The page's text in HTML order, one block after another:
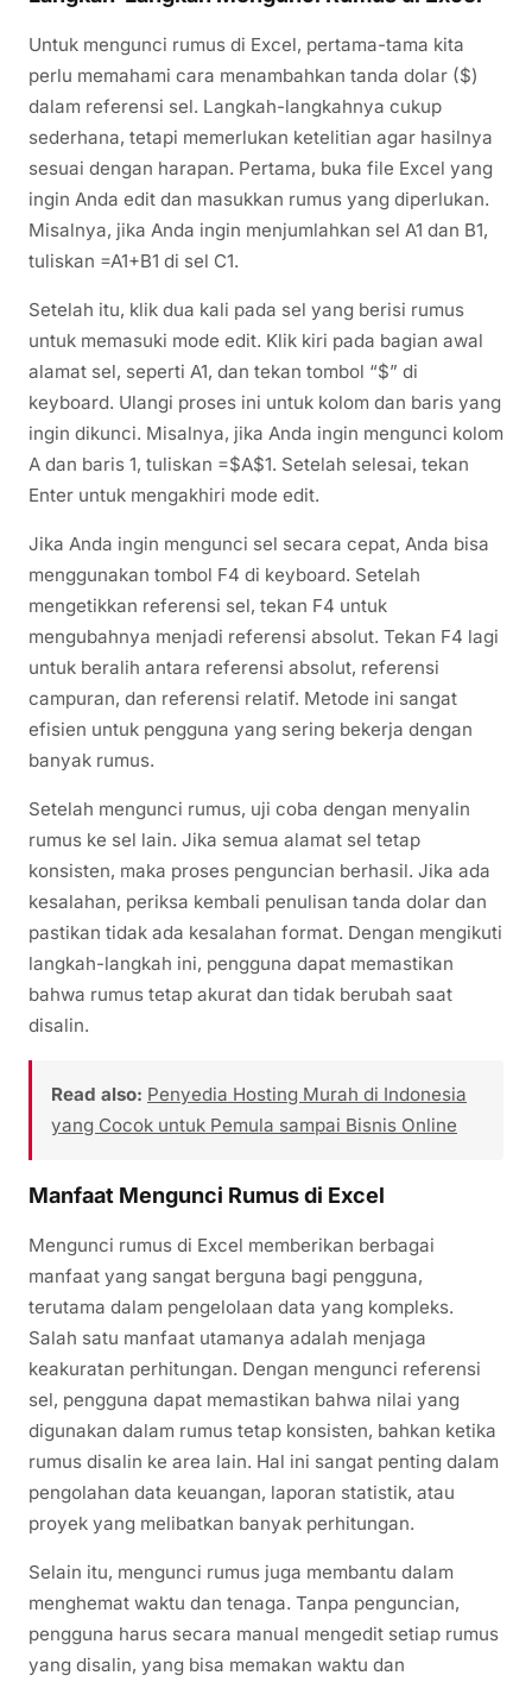
Untuk mengunci rumus di Excel, pertama-tama kita
perlu memahami cara menambahkan tanda dolar ($)
dalam referensi sel. Langkah-langkahnya cukup
sederhana, tetapi memerlukan ketelitian agar hasilnya
sesuai dengan harapan. Pertama, buka file Excel yang
ingin Anda edit dan masukkan rumus yang diperlukan.
Misalnya, jika Anda ingin menjumlahkan sel A1 dan B1,
tuliskan =A1+B1 di sel C1.
Setelah itu, klik dua kali pada sel yang berisi rumus
untuk memasuki mode edit. Klik kiri pada bagian awal
alamat sel, seperti A1, dan tekan tombol “$” di
keyboard. Ulangi proses ini untuk kolom dan baris yang
ingin dikunci. Misalnya, jika Anda ingin mengunci kolom
A dan baris 1, tuliskan =$A$1. Setelah selesai, tekan
Enter untuk mengakhiri mode edit.
Jika Anda ingin mengunci sel secara cepat, Anda bisa
menggunakan tombol F4 di keyboard. Setelah
mengetikkan referensi sel, tekan F4 untuk
mengubahnya menjadi referensi absolut. Tekan F4 lagi
untuk beralih antara referensi absolut, referensi
campuran, dan referensi relatif. Metode ini sangat
efisien untuk pengguna yang sering bekerja dengan
banyak rumus.
Setelah mengunci rumus, uji coba dengan menyalin
rumus ke sel lain. Jika semua alamat sel tetap
konsisten, maka proses penguncian berhasil. Jika ada
kesalahan, periksa kembali penulisan tanda dolar dan
pastikan tidak ada kesalahan format. Dengan mengikuti
langkah-langkah ini, pengguna dapat memastikan
bahwa rumus tetap akurat dan tidak berubah saat
disalin.
Read also: Penyedia Hosting Murah di Indonesia
yang Cocok untuk Pemula sampai Bisnis Online
Manfaat Mengunci Rumus di Excel
Mengunci rumus di Excel memberikan berbagai
manfaat yang sangat berguna bagi pengguna,
terutama dalam pengelolaan data yang kompleks.
Salah satu manfaat utamanya adalah menjaga
keakuratan perhitungan. Dengan mengunci referensi
sel, pengguna dapat memastikan bahwa nilai yang
digunakan dalam rumus tetap konsisten, bahkan ketika
rumus disalin ke area lain. Hal ini sangat penting dalam
pengolahan data keuangan, laporan statistik, atau
proyek yang melibatkan banyak perhitungan.
Selain itu, mengunci rumus juga membantu dalam
menghemat waktu dan tenaga. Tanpa penguncian,
pengguna harus secara manual mengedit setiap rumus
yang disalin, yang bisa memakan waktu dan